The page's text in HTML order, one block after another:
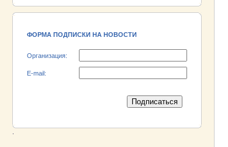
VIETNAM 2026» - АО «Псковский
ФОРМА ПОДПИСКИ НА НОВОСТИ
Организация:
E-mail: